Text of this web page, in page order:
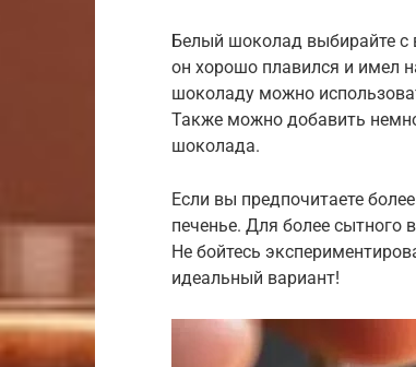
Белый шоколад выбирайте с
он хорошо плавился и имел
шоколаду можно
Также можно добавить
шоколада.
Если вы предпочитаете
печенье. Для более сытного
Не бойтесь
идеальный вариант!